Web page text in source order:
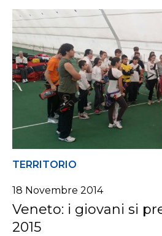
TERRITORIO
18 Novembre 2014
Veneto: i giovani si
2015